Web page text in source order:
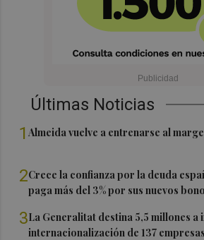
Últimas Noticias
1Almeida vuelve a entrenarse al
2Crece la confianza por la deuda
paga más del 3% por sus nuevos
3La Generalitat destina 5,5 millones a
internacionalización de 137